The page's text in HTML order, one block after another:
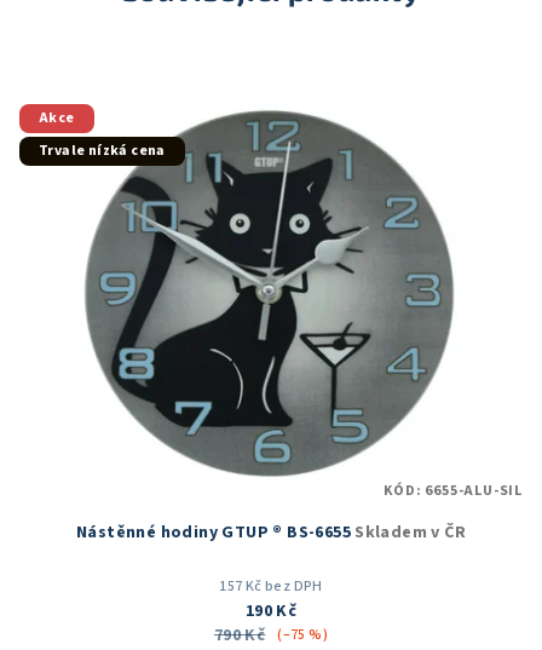
Akce
Trvale nízká cena
Nástěnné hodiny GTUP ® BS-6655 Skladem v ČR
157 Kč bez DPH
190 Kč
790 Kč (–75 %)
KÓD: 6655-ALU-SIL